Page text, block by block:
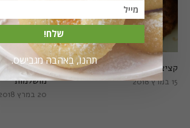
קציצות
מושלמות
20 במרץ 2018
קציצות כרישה מושלמות
15 במרץ 2018
שלח!
תהנו, באהבה מגבישס.